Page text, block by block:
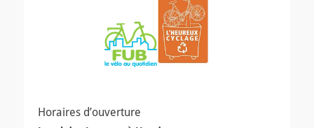
Horaires d’ouverture